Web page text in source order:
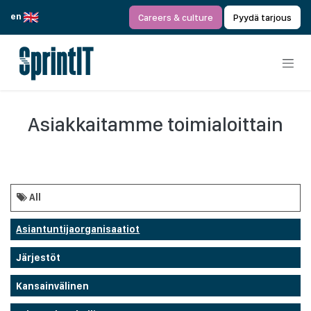
en
Careers & culture Pyydä tarjous
Asiakkaitamme toimialoittain
All
Asiantuntijaorganisaatiot
Järjestöt
Kansainvälinen